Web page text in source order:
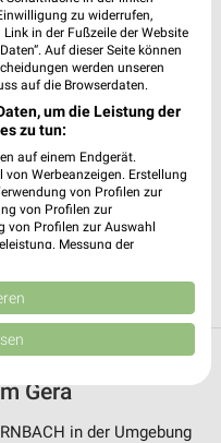
| Geschlossen
Öffnungszeiten
Gera
in der Umgebung
zu widerrufen,
in der Fußzeile der Website
Auf dieser Seite können
werden unseren
auf die Browserdaten.
um die Leistung der
zu tun:
auf einem Endgerät.
Werbeanzeigen. Erstellung
von Profilen zur
von Profilen zur
von Profilen zur Auswahl
Messung der
Quellen. Entwicklung und
Daten zur Auswahl
weitergegeben und in die